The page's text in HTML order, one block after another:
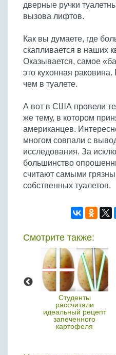
Бобовые
Яйца
Крупы
дверные ручки
вызова лифтов.
Как вы думаете, где
скапливается в наших
Оказывается, самое
это кухонная
чем в туалете.
А вот в США провели
же тему, в котором
американцев.
многом совпали с
исследования. За
большинство
считают самыми
собственных туалетов.
Смотрите также:
Студенты
рассчитали
идеальный рецепт
запеченного
картофеля